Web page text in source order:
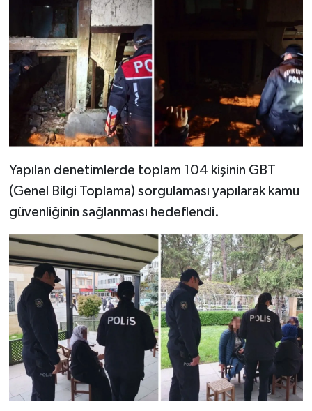
Yapılan denetimlerde toplam 104 kişinin GBT
(Genel Bilgi Toplama) sorgulaması yapılarak kamu
güvenliğinin sağlanması hedeflendi.